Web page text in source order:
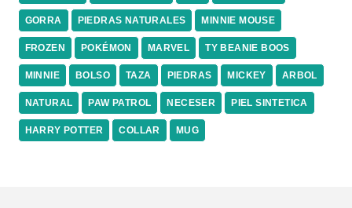
GORRA PIEDRAS NATURALES MINNIE MOUSE
FROZEN POKÉMON MARVEL TY BEANIE BOOS
MINNIE BOLSO TAZA PIEDRAS MICKEY ARBOL
NATURAL PAW PATROL NECESER PIEL SINTETICA
HARRY POTTER COLLAR MUG